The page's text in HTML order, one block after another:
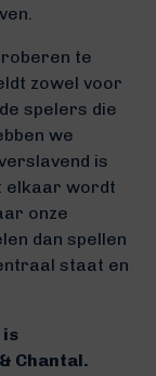
te
zowel voor
spelers die
we
is
elkaar wordt
onze
dan spellen
staat en
is
Chantal.